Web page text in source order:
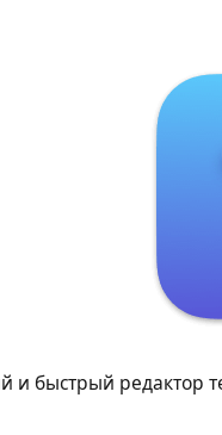
быстрый редактор